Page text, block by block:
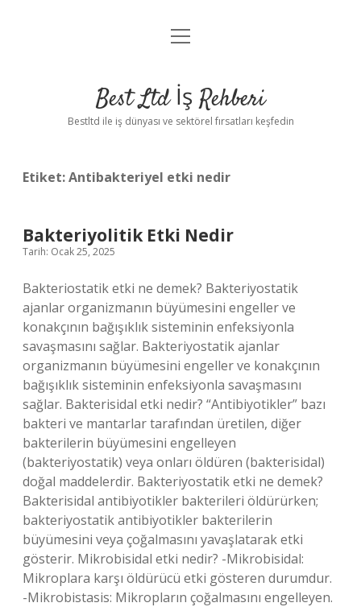
Anasayfa
Yasal Uyarı
menüyü
Best Ltd İş Rehberi
Bestltd ile iş dünyası ve sektörel fırsatları keşfedin
Etiket:Antibakteriyel etki nedir
Bakteriyolitik Etki Nedir
Tarih: Ocak 25, 2025
Bakteriostatik etki ne demek? Bakteriyostatik
ajanlar organizmanın büyümesini engeller ve
konakçının bağışıklık sisteminin enfeksiyonla
savaşmasını sağlar. Bakteriyostatik ajanlar
organizmanın büyümesini engeller ve konakçının
bağışıklık sisteminin enfeksiyonla savaşmasını
sağlar. Bakterisidal etki nedir? “Antibiyotikler” bazı
bakteri ve mantarlar tarafından üretilen, diğer
bakterilerin büyümesini engelleyen
(bakteriyostatik) veya onları öldüren (bakterisidal)
doğal maddelerdir. Bakteriyostatik etki ne demek?
Bakterisidal antibiyotikler bakterileri öldürürken;
bakteriyostatik antibiyotikler bakterilerin
büyümesini veya çoğalmasını yavaşlatarak etki
gösterir. Mikrobisidal etki nedir? -Mikrobisidal:
Mikroplara karşı öldürücü etki gösteren durumdur.
-Mikrobistasis: Mikropların çoğalmasını engelleyen.